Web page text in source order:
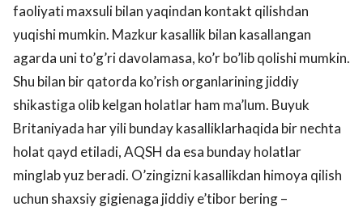
faoliyati maxsuli bilan yaqindan kontakt qilishdan
yuqishi mumkin. Mazkur kasallik bilan kasallangan
agarda uni to’g’ri davolamasa, ko’r bo’lib qolishi mumkin.
Shu bilan bir qatorda ko’rish organlarining jiddiy
shikastiga olib kelgan holatlar ham ma’lum. Buyuk
Britaniyada har yili bunday kasalliklarhaqida bir nechta
holat qayd etiladi, AQSH da esa bunday holatlar
minglab yuz beradi. O’zingizni kasallikdan himoya qilish
uchun shaxsiy gigienaga jiddiy e’tibor bering –